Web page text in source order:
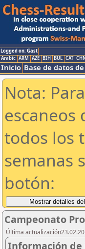
Logged on: Gast
Arabic ARM AZE BIH BUL CAT
Inicio Base de datos
Nota:
escaneos
todos los
semanas
botón:
Campeonato
Última
Información de